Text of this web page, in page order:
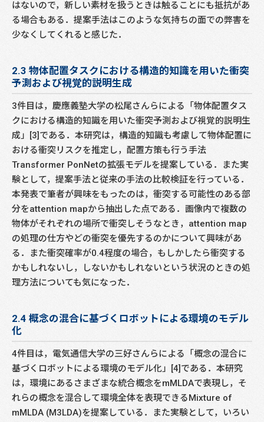
はないので，新しい素材を扱うときは触ることにも抵抗があ
る場合もある．提案手法はこのような気持ちの面での弊害を
少なくしてくれると感じた．
2.3 物体配置タスクにおける構造的知識を用いた衝突
予測および視覚的説明生成
3件目は，慶應義塾大学の松尾さんらによる「物体配置タス
クにおける構造的知識を用いた衝突予測および視覚的説明生
成」[3]である．本研究は，構造的知識も考慮して物体配置に
おける衝突リスクを推定し，配置方策も行う手法
Transformer PonNetの拡張モデルを提案している．また実
験として，提案手法と従来の手法の比較検証を行っている．
本発表で筆者が興味をもったのは，衝突する可能性のある部
分をattention mapから抽出した点である．画像内で複数の
物体がそれぞれの場所で衝突しそうなとき，attention map
の処理の仕方やどの衝突を優先するのかについて興味があ
る．また衝突確率が0.4程度の場合，もしかしたら衝突する
かもしれないし，しないかもしれないという状況のときの処
理方法についても気になった．
2.4 概念の混合に基づくロボットによる環境のモデル
化
4件目は，電気通信大学の三好さんらによる「概念の混合に
基づくロボットによる環境のモデル化」[4]である．本研究
は，環境にあるさまざまな統合概念をmMLDAで表現し，そ
れらの概念を混合して環境全体を表現できるMixture of
mMLDA (M3LDA)を提案している．また実験として，いろい